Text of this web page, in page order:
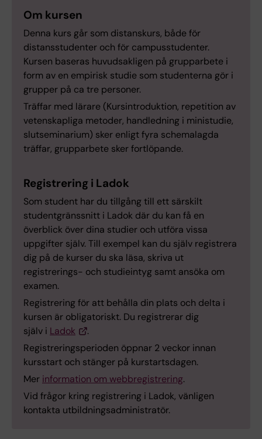
Om kursen
Denna kurs går som distanskurs, både för
distansstudenter och för campusstudenter.
Kursen baseras huvudsakligen på grupparbete i
form av en empirisk studie som studenterna gör i
grupper på ca tre personer.
Träffar med lärare (Kursintroduktion, repetition av
vetenskapliga metoder, handledning i ministudie,
slutseminarium) sker enligt fyra schemalagda
träffar, grupparbete sker fortlöpande.
Registrering i Ladok
Som student har du tillgång till ett särskilt
studentgränssnitt i Ladok där du kan få en
överblick över dina studier och utföra vissa
uppgifter själv. Till exempel kan du själv registrera
dig på de kurser du ska läsa, skriva ut
registrerings- och studieintyg samt ansöka om
examen.
Registrering för att behålla din plats och delta i
kursen är obligatoriskt. Du registrerar dig
själv i Ladok
.
Registreringsperioden öppnar 2 veckor innan
kursstart och stänger på kurstartsdagen.
Mer information om webbregistrering.
Vid frågor kring registrering i Ladok, vänligen
kontakta utbildningsadministratör.